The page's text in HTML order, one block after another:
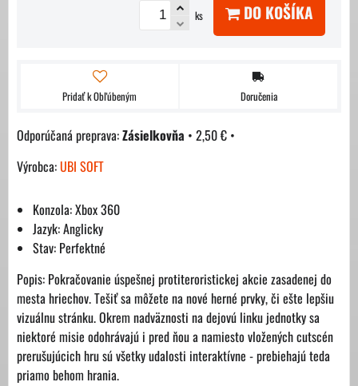
ks DO KOŠÍKA
Pridať k Obľúbeným Doručenia
Zásielkovňa • 2,50 € •
Výrobca:UBI SOFT
Konzola: Xbox 360
Jazyk: Anglicky
Stav: Perfektné
Popis: Pokračovanie úspešnej protiteroristickej akcie zasadenej do
mesta hriechov. Tešiť sa môžete na nové herné prvky, či ešte lepšiu
vizuálnu stránku. Okrem nadväznosti na dejovú linku jednotky sa
niektoré misie odohrávajú i pred ňou a namiesto vložených cutscén
prerušujúcich hru sú všetky udalosti interaktívne - prebiehajú teda
priamo behom hrania.